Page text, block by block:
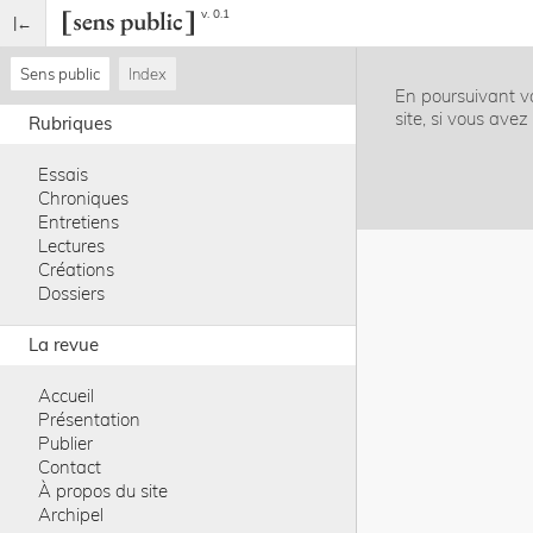
v. 0.1
Sens public Index
Rubriques
Essais
Chroniques
Entretiens
Lectures
Créations
Dossiers
La revue
Accueil
Présentation
Publier
Contact
À propos du site
Archipel
En poursuivant
site, si vous